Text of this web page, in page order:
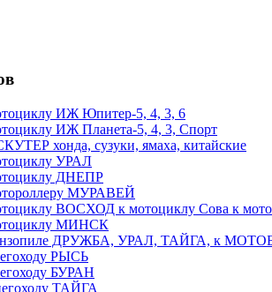
ИЖ Юпитер-5, 4, 3, 6
ИЖ Планета-5, 4, 3, Спорт
хонда, сузуки, ямаха, китайские
УРАЛ
ДНЕПР
МУРАВЕЙ
ВОСХОД к мотоциклу Сова к
МИНСК
ДРУЖБА, УРАЛ, ТАЙГА, к
РЫСЬ
БУРАН
ТАЙГА